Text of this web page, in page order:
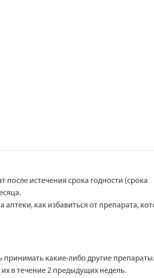
после истечения срока годности (срока
как избавиться от препарата,
какие-либо другие
в течение 2 предыдущих недель.